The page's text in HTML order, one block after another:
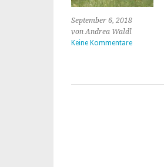
September 6, 2018
von Andrea Waldl
Keine Kommentare